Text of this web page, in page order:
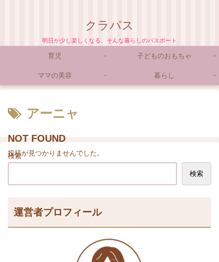
クラパス
明日が少し楽しくなる、そんな暮らしのパスポート
育児 子どものおもちゃ
ママの美容 暮らし
アーニャ
NOT FOUND
投稿が見つかりませんでした。
検索
検索
運営者プロフィール